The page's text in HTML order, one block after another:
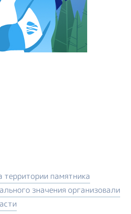
территории памятника
значения организовали